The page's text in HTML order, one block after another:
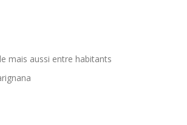
mais aussi entre habitants